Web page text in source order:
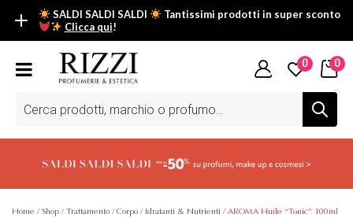
SALDI SALDI SALDI
Tantissimi prodotti in super sconto
Clicca qui!
SALDI SALDI SALDI
Fino al -50% su tantissimi prodotti beauty nella sezione saldi: il
Scopri tutti i prodotti in super saldo!Clicca qui
prodotti
0 0
Home / Shop / Trattamento / Corpo / Idratanti & Nutrienti / AROMA Huile “Tonic” 100ml